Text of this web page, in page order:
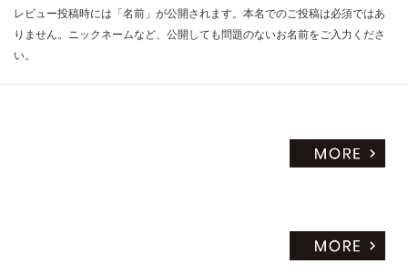
レビュー投稿時には「名前」が公開されます。本名でのご投稿は必須ではあ
りません。ニックネームなど、公開しても問題のないお名前をご入力くださ
い。